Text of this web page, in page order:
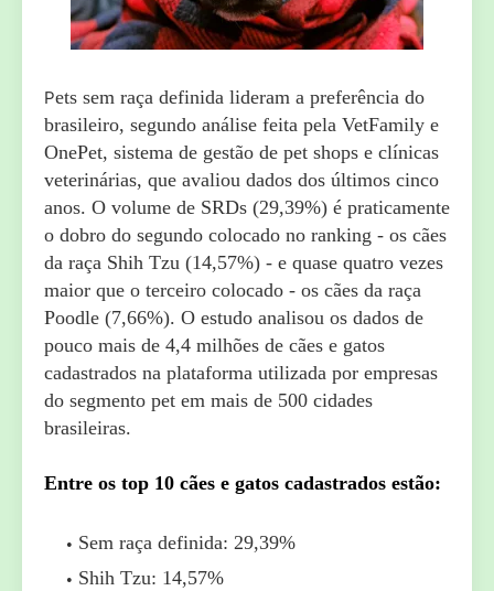
Pets sem raça definida lideram a preferência do
brasileiro, segundo análise feita pela VetFamily e
OnePet, sistema de gestão de pet shops e clínicas
veterinárias, que avaliou dados dos últimos cinco
anos. O volume de SRDs (29,39%) é praticamente
o dobro do segundo colocado no ranking - os cães
da raça Shih Tzu (14,57%) - e quase quatro vezes
maior que o terceiro colocado - os cães da raça
Poodle (7,66%). O estudo analisou os dados de
pouco mais de 4,4 milhões de cães e gatos
cadastrados na plataforma utilizada por empresas
do segmento pet em mais de 500 cidades
brasileiras.
Entre os top 10 cães e gatos cadastrados estão:
Sem raça definida: 29,39%
Shih Tzu: 14,57%